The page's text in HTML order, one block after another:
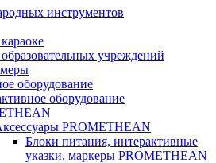
инструментов
учреждений
оборудование
оборудование
PROMETHEAN
Блоки питания, интерактивные
указки, маркеры PROMETHEAN